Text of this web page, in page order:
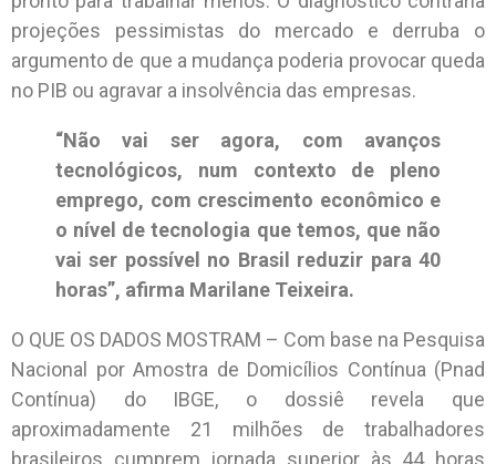
projeções pessimistas do mercado e derruba o
argumento de que a mudança poderia provocar queda
no PIB ou agravar a insolvência das empresas.
“Não vai ser agora, com avanços
tecnológicos, num contexto de pleno
emprego, com crescimento econômico e
o nível de tecnologia que temos, que não
vai ser possível no Brasil reduzir para 40
horas”, afirma Marilane Teixeira.
O QUE OS DADOS MOSTRAM – Com base na Pesquisa
Nacional por Amostra de Domicílios Contínua (Pnad
Contínua) do IBGE, o dossiê revela que
aproximadamente 21 milhões de trabalhadores
brasileiros cumprem jornada superior às 44 horas